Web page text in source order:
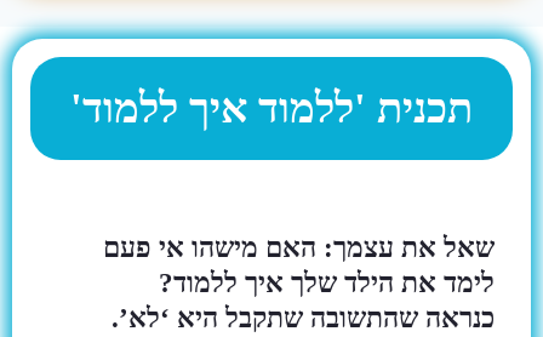
תכנית 'ללמוד איך ללמוד'
שאל את עצמך: האם מישהו אי פעם
לימד את הילד שלך איך ללמוד?
כנראה שהתשובה שתקבל היא ‘לא’.